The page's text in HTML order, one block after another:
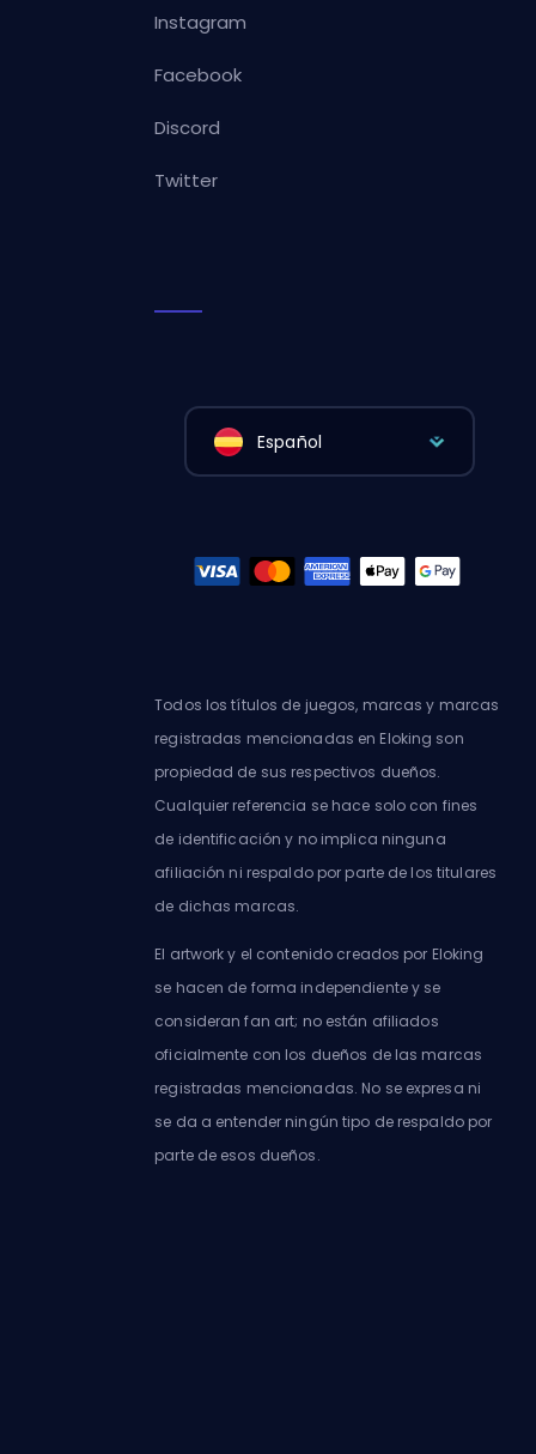
Instagram
Facebook
Discord
Twitter
Español
Todos los títulos de juegos, marcas y marcas
registradas mencionadas en Eloking son
propiedad de sus respectivos dueños.
Cualquier referencia se hace solo con fines
de identificación y no implica ninguna
afiliación ni respaldo por parte de los titulares
de dichas marcas.
El artwork y el contenido creados por Eloking
se hacen de forma independiente y se
consideran fan art; no están afiliados
oficialmente con los dueños de las marcas
registradas mencionadas. No se expresa ni
se da a entender ningún tipo de respaldo por
parte de esos dueños.